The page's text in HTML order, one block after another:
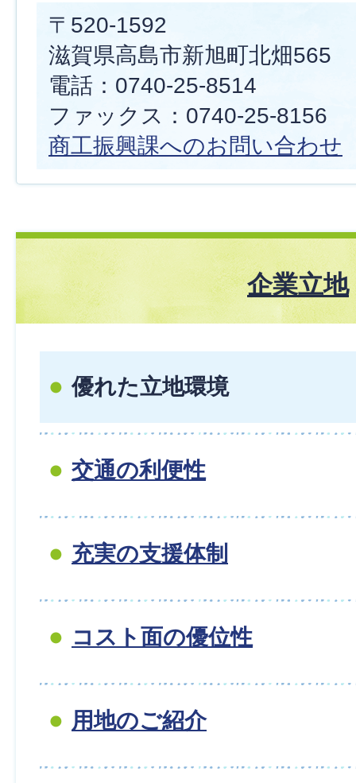
〒520-1592
滋賀県高島市新旭町北畑565
電話：0740-25-8514
ファックス：0740-25-8156
商工振興課へのお問い合わせ
企業立地
優れた立地環境
交通の利便性
充実の支援体制
コスト面の優位性
用地のご紹介